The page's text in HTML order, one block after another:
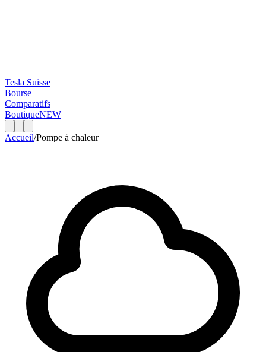
Tesla Suisse
Bourse
Comparatifs
BoutiqueNEW
Accueil/Pompe à chaleur